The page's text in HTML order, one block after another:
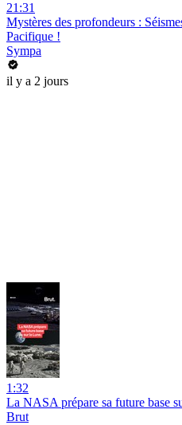
21:31
Mystères des profondeurs :
Pacifique !
Sympa
il y a 2 jours
1:32
La NASA prépare sa future base
Brut